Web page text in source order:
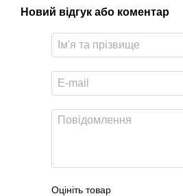
Новий відгук або коментар
Оцініть товар